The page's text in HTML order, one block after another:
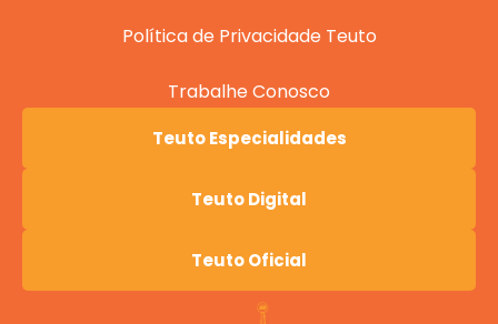
Política de Privacidade Teuto
Trabalhe Conosco
Teuto Especialidades
Teuto Digital
Teuto Oficial